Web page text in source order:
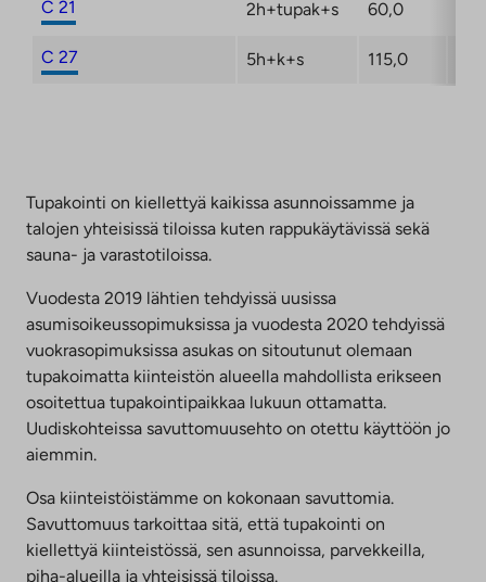
C 21 2h+tupak+s 60,0
C 27 5h+k+s 115,0
Tupakointi on kiellettyä kaikissa asunnoissamme ja
talojen yhteisissä tiloissa kuten rappukäytävissä sekä
sauna- ja varastotiloissa.
Vuodesta 2019 lähtien tehdyissä uusissa
asumisoikeussopimuksissa ja vuodesta 2020 tehdyissä
vuokrasopimuksissa asukas on sitoutunut olemaan
tupakoimatta kiinteistön alueella mahdollista erikseen
osoitettua tupakointipaikkaa lukuun ottamatta.
Uudiskohteissa savuttomuusehto on otettu käyttöön jo
aiemmin.
Osa kiinteistöistämme on kokonaan savuttomia.
Savuttomuus tarkoittaa sitä, että tupakointi on
kiellettyä kiinteistössä, sen asunnoissa, parvekkeilla,
piha-alueilla ja yhteisissä tiloissa.